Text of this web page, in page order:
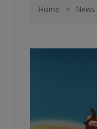
Home » News